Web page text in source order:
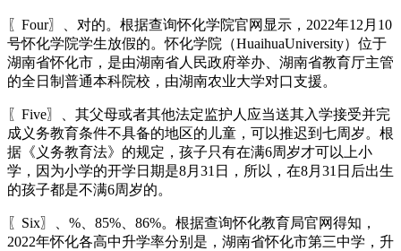
〖Four〗、对的。根据查询怀化学院官网显示，2022年12月10
号怀化学院学生放假的。怀化学院（HuaihuaUniversity）位于
湖南省怀化市，是由湖南省人民政府举办、湖南省教育厅主管
的全日制普通本科院校，由湖南农业大学对口支援。
〖Five〗、其父母或者其他法定监护人应当送其入学接受并完
成义务教育条件不具备的地区的儿童，可以推迟到七周岁。根
据《义务教育法》的规定，孩子只有在满6周岁才可以上小
学，因为小学的开学日期是8月31日，所以，在8月31日后出生
的孩子都是不满6周岁的。
〖Six〗、%、85%、86%。根据查询怀化教育局官网得知，
2022年怀化各高中升学率分别是，湖南省怀化市第三中学，升